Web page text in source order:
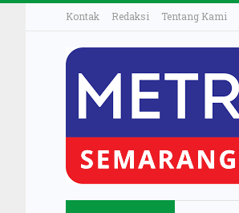
Kontak Redaksi Tentang Kami